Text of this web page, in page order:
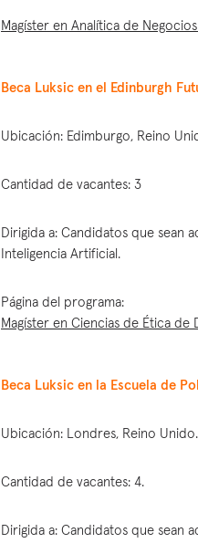
Magíster en Analítica de Negocios
Beca Luksic en el Edinburgh
Ubicación: Edimburgo, Reino
Cantidad de vacantes: 3
Dirigida a: Candidatos que sean
Inteligencia Artificial.
Página del programa:
Magíster en Ciencias de Ética de
Beca Luksic en la Escuela de
Ubicación: Londres, Reino Unido.
Cantidad de vacantes: 4.
Dirigida a: Candidatos que sean